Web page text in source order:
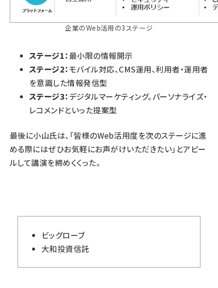
企業のWeb活用の3ステージ
ステージ1：最小限の情報開示
ステージ2：モバイル対応、CMS運用、利用者・運用者
を意識した情報発信型
ステージ3：デジタルマーケティング。パーソナライズ・
レコメンドといった提案型
最後に小山氏は、「皆様のWeb活用度を次のステージに進
める際にはぜひお気軽にお声がけいただきたい」とアピー
ルして講演を締めくくった。
ビッグローブ
大和投資信託